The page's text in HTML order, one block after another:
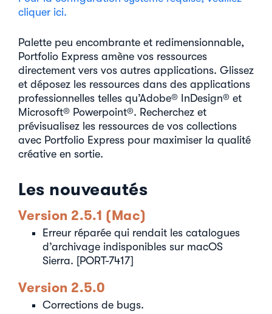
cliquer ici.
Palette peu encombrante et redimensionnable,
Portfolio Express amène vos ressources
directement vers vos autres applications. Glissez
et déposez les ressources dans des applications
professionnelles telles qu’Adobe® InDesign® et
Microsoft® Powerpoint®. Recherchez et
prévisualisez les ressources de vos collections
avec Portfolio Express pour maximiser la qualité
créative en sortie.
Les nouveautés
Version 2.5.1 (Mac)
Erreur réparée qui rendait les catalogues
d’archivage indisponibles sur macOS
Sierra. [PORT-7417]
Version 2.5.0
Corrections de bugs.